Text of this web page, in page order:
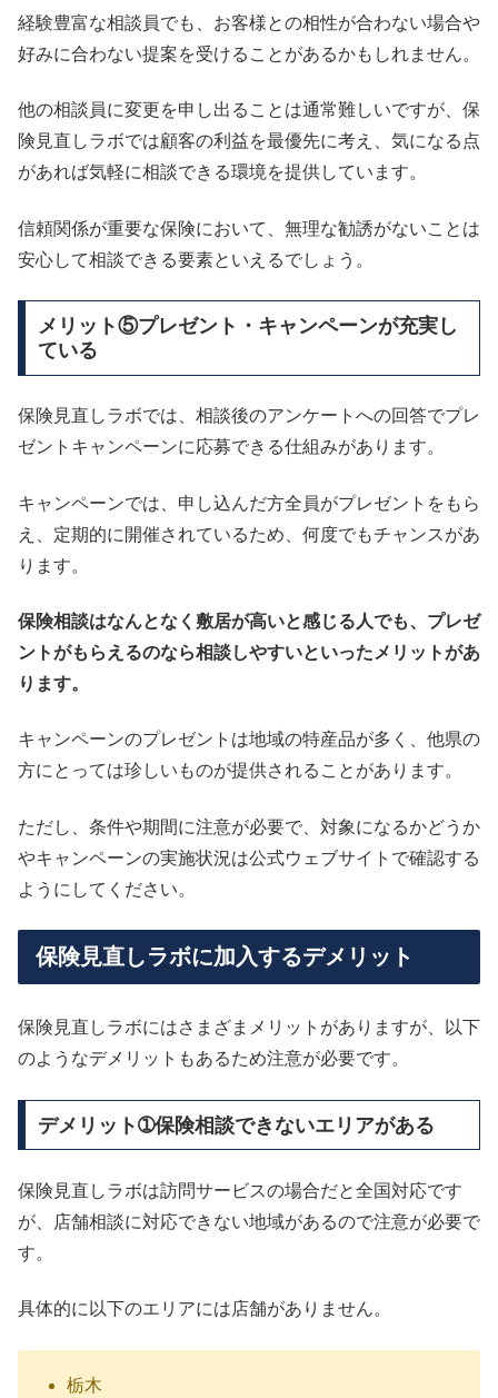
経験豊富な相談員でも、お客様との相性が合わない場合や
好みに合わない提案を受けることがあるかもしれません。
他の相談員に変更を申し出ることは通常難しいですが、保
険見直しラボでは顧客の利益を最優先に考え、気になる点
があれば気軽に相談できる環境を提供しています。
信頼関係が重要な保険において、無理な勧誘がないことは
安心して相談できる要素といえるでしょう。
メリット⑤プレゼント・キャンペーンが充実し
ている
保険見直しラボでは、相談後のアンケートへの回答でプレ
ゼントキャンペーンに応募できる仕組みがあります。
キャンペーンでは、申し込んだ方全員がプレゼントをもら
え、定期的に開催されているため、何度でもチャンスがあ
ります。
保険相談はなんとなく敷居が高いと感じる人でも、プレゼ
ントがもらえるのなら相談しやすいといったメリットがあ
ります。
キャンペーンのプレゼントは地域の特産品が多く、他県の
方にとっては珍しいものが提供されることがあります。
ただし、条件や期間に注意が必要で、対象になるかどうか
やキャンペーンの実施状況は公式ウェブサイトで確認する
ようにしてください。
保険見直しラボに加入するデメリット
保険見直しラボにはさまざまメリットがありますが、以下
のようなデメリットもあるため注意が必要です。
デメリット➀保険相談できないエリアがある
保険見直しラボは訪問サービスの場合だと全国対応です
が、店舗相談に対応できない地域があるので注意が必要で
す。
具体的に以下のエリアには店舗がありません。
栃木